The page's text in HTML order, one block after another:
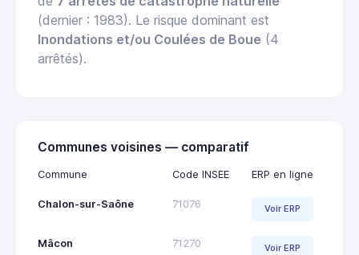
(dernier : 1983). Le risque dominant est
Inondations et/ou Coulées de Boue (4
arrêtés).
Communes voisines — comparatif
Commune Code INSEE ERP en ligne
Chalon-sur-Saône 71076 Voir ERP
Mâcon 71270 Voir ERP